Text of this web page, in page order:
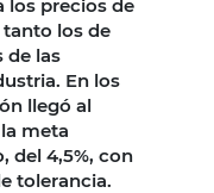
los precios de
los de
de las
En los
llegó al
meta
del 4,5%, con
tolerancia.